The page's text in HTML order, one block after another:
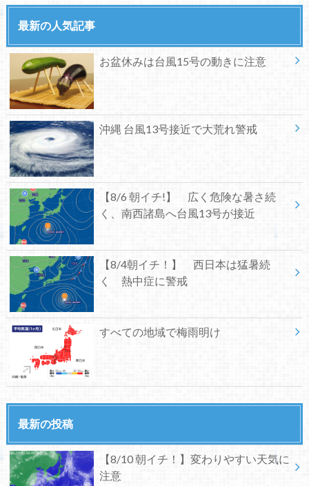
最新の人気記事
お盆休みは台風15号の動きに注意
沖縄 台風13号接近で大荒れ警戒
【8/6 朝イチ!】 広く危険な暑さ続
く、南西諸島へ台風13号が接近
【8/4朝イチ！】 西日本は猛暑続
く 熱中症に警戒
すべての地域で梅雨明け
最新の投稿
【8/10 朝イチ！】変わりやすい天気に
注意